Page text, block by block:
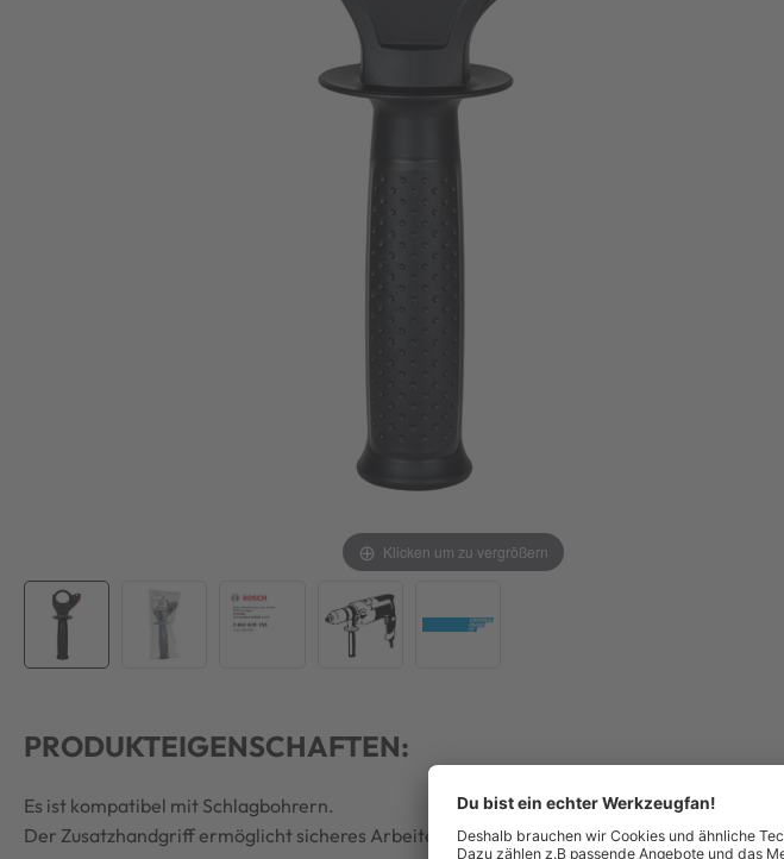
Klicken um zu vergrößern
PRODUKTEIGENSCHAFTEN:
Es ist kompatibel mit Schlagbohrern.
Der Zusatzhandgriff ermöglicht sicheres Arbeiten mit Bohrmaschinen.